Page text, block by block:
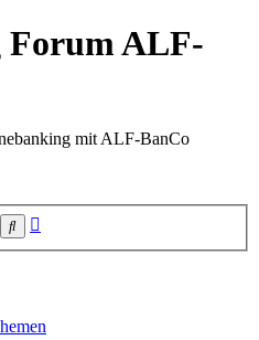
Forum ALF-
mit ALF-BanCo
Suche